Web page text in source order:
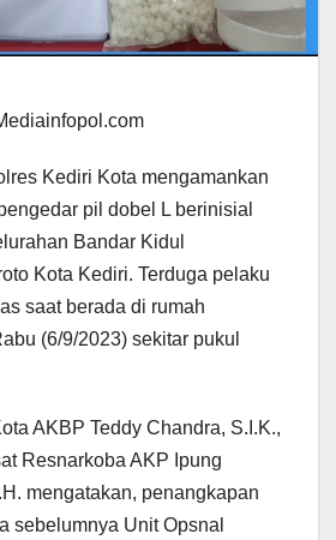
Kediri Kota mengamankan
pil dobel L berinisial
Bandar Kidul
Kota Kediri. Terduga pelaku
saat berada di rumah
(6/9/2023) sekitar pukul
AKBP Teddy Chandra, S.I.K.,
Resnarkoba AKP Ipung
mengatakan, penangkapan
sebelumnya Unit Opsnal